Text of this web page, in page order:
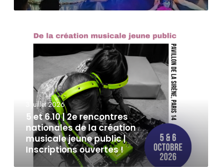
3 juillet 2026
5 et 6.10 | 2e rencontres
nationales de la création
musicale jeune public |
Inscriptions ouvertes !